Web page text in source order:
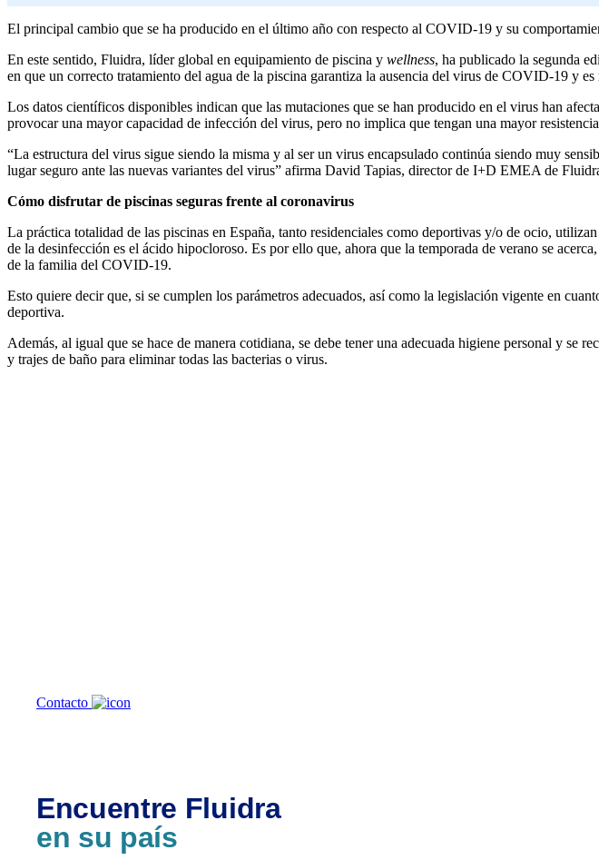
El principal cambio que se ha producido en el último año con respecto al COVID-19 y su
En este sentido, Fluidra, líder global en equipamiento de piscina y wellness, ha publicado la segunda
en que un correcto tratamiento del agua de la piscina garantiza la ausencia del virus de COVID-19 y
Los datos científicos disponibles indican que las mutaciones que se han producido en el virus han
provocar una mayor capacidad de infección del virus, pero no implica que tengan una mayor
“La estructura del virus sigue siendo la misma y al ser un virus encapsulado continúa siendo muy
lugar seguro ante las nuevas variantes del virus” afirma David Tapias, director de I+D EMEA de
Cómo disfrutar de piscinas seguras frente al coronavirus
La práctica totalidad de las piscinas en España, tanto residenciales como deportivas y/o de ocio,
de la desinfección es el ácido hipocloroso. Es por ello que, ahora que la temporada de verano se
de la familia del COVID-19.
Esto quiere decir que, si se cumplen los parámetros adecuados, así como la legislación vigente en
deportiva.
Además, al igual que se hace de manera cotidiana, se debe tener una adecuada higiene personal y se
y trajes de baño para eliminar todas las bacterias o virus.
Contacto
Encuentre Fluidra
en su país